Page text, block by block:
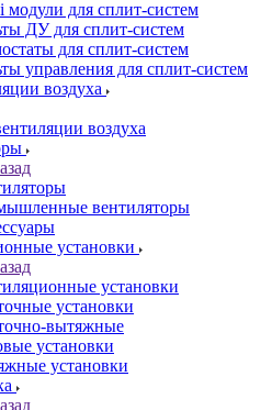
модули для сплит-систем
ДУ для сплит-систем
для сплит-систем
управления для сплит-систем
воздуха
воздуха
вентиляторы
установки
установки
установки
вытяжные
установки
установки